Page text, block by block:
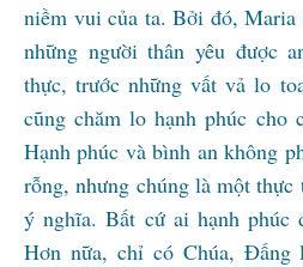
niềm vui của ta. Bởi đó, Maria
những người thân yêu được
thực, trước những vất vả lo
cũng chăm lo hạnh phúc cho
Hạnh phúc và bình an không
rỗng, nhưng chúng là một thực
ý nghĩa. Bất cứ ai hạnh phúc
Hơn nữa, chỉ có Chúa,